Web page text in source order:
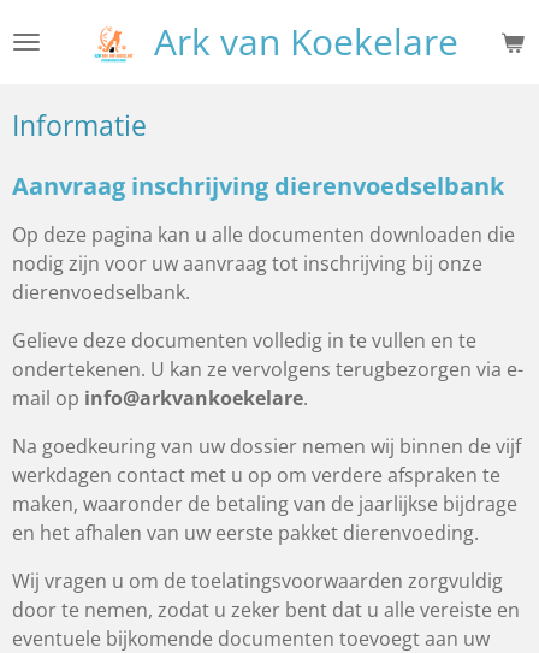
direct
de
hoofdinhoud
Ark van Koekelare
Informatie
Aanvraag inschrijving dierenvoedselbank
Op deze pagina kan u alle documenten downloaden die
nodig zijn voor uw aanvraag tot inschrijving bij onze
dierenvoedselbank.
Gelieve deze documenten volledig in te vullen en te
ondertekenen. U kan ze vervolgens terugbezorgen via e-
mail op info@arkvankoekelare.
Na goedkeuring van uw dossier nemen wij binnen de vijf
werkdagen contact met u op om verdere afspraken te
maken, waaronder de betaling van de jaarlijkse bijdrage
en het afhalen van uw eerste pakket dierenvoeding.
Wij vragen u om de toelatingsvoorwaarden zorgvuldig
door te nemen, zodat u zeker bent dat u alle vereiste en
eventuele bijkomende documenten toevoegt aan uw